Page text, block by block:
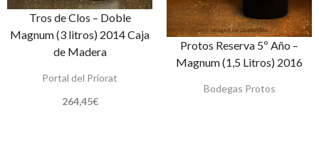
Tros de Clos – Doble
Magnum (3 litros) 2014 Caja
de Madera
Portal del Priorat
264,45€
Protos Reserva 5º Año –
Magnum (1,5 Litros) 2016
Bodegas Protos